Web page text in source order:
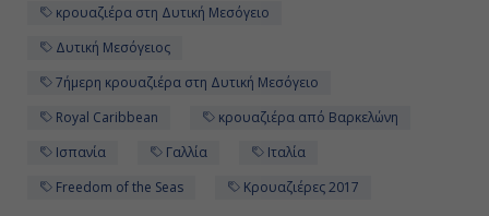
κρουαζιέρα στη Δυτική Μεσόγειο
Δυτική Μεσόγειος
7ήμερη κρουαζιέρα στη Δυτική Μεσόγειο
Royal Caribbean
κρουαζιέρα από Βαρκελώνη
Ισπανία
Γαλλία
Ιταλία
Freedom of the Seas
Κρουαζιέρες 2017